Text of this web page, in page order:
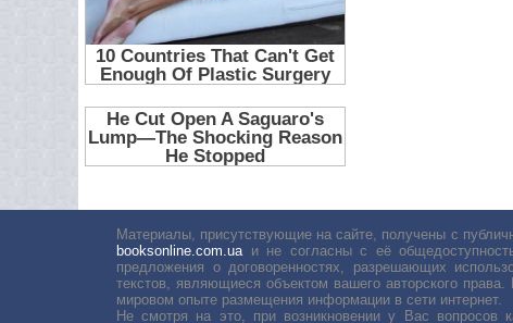
Материалы, присутствующие на сайте, получены с
booksonline.com.ua и не согласны с её
предложения о договоренностях, разрешающих
текстов, являющиеся объектом вашего авторского
мировом опыте размещения информации в сети интернет.
Не смотря на это, при возникновении у Вас вопросов